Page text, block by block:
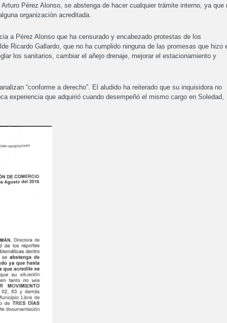
Pérez Alonso, se abstenga de hacer cualquier trámite interno, ya que
organización acreditada.
Pérez Alonso que ha censurado y encabezado protestas de los
Ricardo Gallardo, que no ha cumplido ninguna de las promesas que hizo
los sanitarios, cambiar el añejo drenaje, mejorar el estacionamiento y
“conforme a derecho”. El aludido ha reiterado que su inquisidora no
experiencia que adquirió cuando desempeñó el mismo cargo en Soledad,